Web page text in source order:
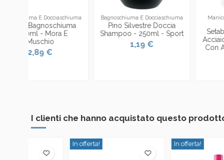
Bagnoschiuma E Docciaschiuma
Pino Silvestre Doccia
Shampoo - 250ml - Sport
Manicure Pedicure Forbicine
Pinzette
Setablu Tagliaunghie In
Acciaio - Piccolo - 6cm -
Con Accessorio Limetta
I clienti che hanno acquistato questo